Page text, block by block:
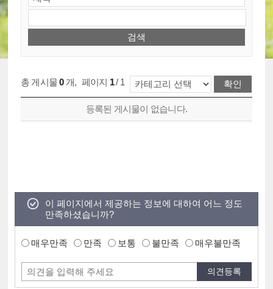
총 게시물0개, 페이지 1/ 1
등록된 게시물이 없습니다.
이 페이지에서 제공하는 정보에 대하여 어느 정도
만족하셨습니까?
매우만족 만족 보통 불만족 매우불만족